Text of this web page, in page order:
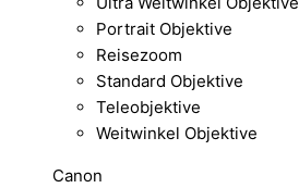
Portrait Objektive
Reisezoom
Standard Objektive
Teleobjektive
Weitwinkel Objektive
Canon